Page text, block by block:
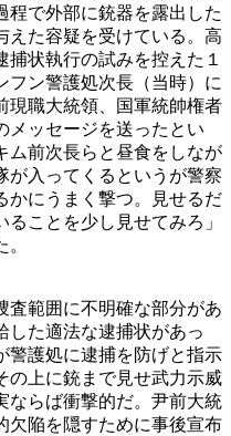
程で外部に銃器を露出した
えた容疑を受けている。高
状執行の試みを控えた１
フン警護処次長（当時）に
現職大統領、国軍統帥権者
メッセージを送ったとい
ム前次長らと昼食をしなが
が入ってくるというが警察
かにうまく撃つ。見せるだ
ことを少し見せてみろ」
査範囲に不明確な部分があ
した適法な逮捕状があっ
警護処に逮捕を防げと指示
の上に銃まで見せ武力示威
ならば衝撃的だ。尹前大統
欠陥を隠すために事後宣布